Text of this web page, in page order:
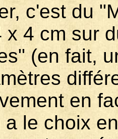
c'est du
x 4 cm sur
(en fait,
en
le choix